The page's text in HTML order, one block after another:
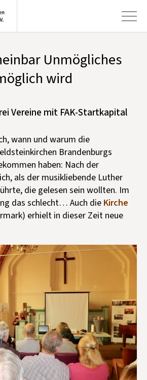
Unmögliches
wird
Vereine mit FAK-Startkapital
wann und warum die
Brandenburgs
haben: Nach der
als der musikliebende Luther
die gelesen sein wollten. Im
das schlecht… Auch die Kirche
erhielt in dieser Zeit neue